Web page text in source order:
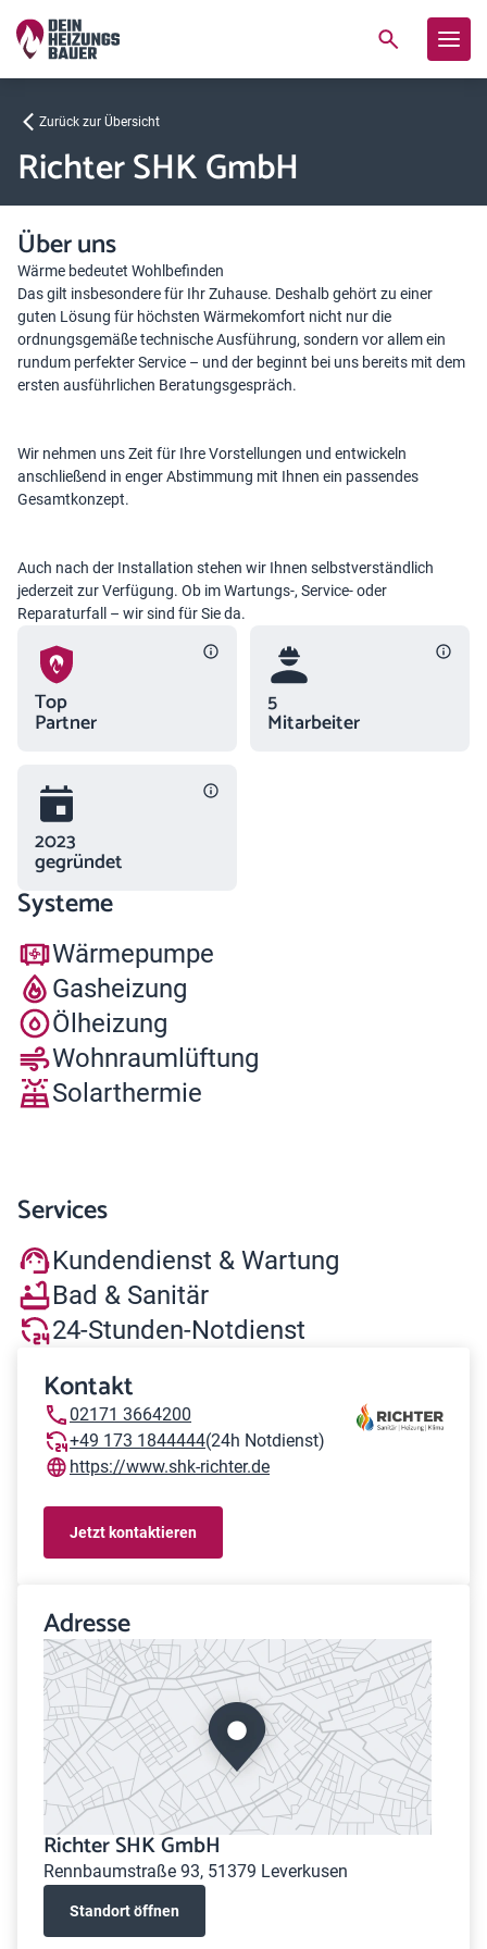
Zurück zur Übersicht
Richter SHK GmbH
Über uns
Wärme bedeutet Wohlbefinden
Das gilt insbesondere für Ihr Zuhause. Deshalb gehört zu einer
guten Lösung für höchsten Wärmekomfort nicht nur die
ordnungsgemäße technische Ausführung, sondern vor allem ein
rundum perfekter Service – und der beginnt bei uns bereits mit dem
ersten ausführlichen Beratungsgespräch.
Wir nehmen uns Zeit für Ihre Vorstellungen und entwickeln
anschließend in enger Abstimmung mit Ihnen ein passendes
Gesamtkonzept.
Auch nach der Installation stehen wir Ihnen selbstverständlich
jederzeit zur Verfügung. Ob im Wartungs-, Service- oder
Reparaturfall – wir sind für Sie da.
Top
Partner
5
Mitarbeiter
2023
gegründet
Systeme
Wärmepumpe
Gasheizung
Ölheizung
Wohnraumlüftung
Solarthermie
Services
Kundendienst & Wartung
Bad & Sanitär
24-Stunden-Notdienst
Kontakt
02171 3664200
+49 173 1844444(24h Notdienst)
https://www.shk-richter.de
Jetzt kontaktieren
Adresse
Richter SHK GmbH
Rennbaumstraße 93, 51379 Leverkusen
Standort öffnen